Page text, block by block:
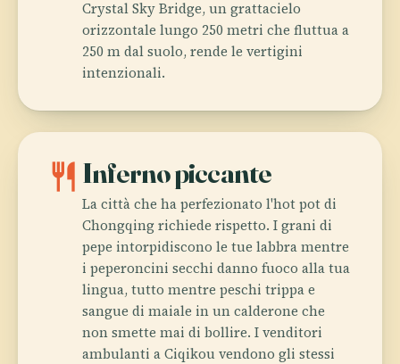
Crystal Sky Bridge, un grattacielo
orizzontale lungo 250 metri che fluttua a
250 m dal suolo, rende le vertigini
intenzionali.
restaurant Inferno piccante
La città che ha perfezionato l'hot pot di
Chongqing richiede rispetto. I grani di
pepe intorpidiscono le tue labbra mentre
i peperoncini secchi danno fuoco alla tua
lingua, tutto mentre peschi trippa e
sangue di maiale in un calderone che
non smette mai di bollire. I venditori
ambulanti a Ciqikou vendono gli stessi